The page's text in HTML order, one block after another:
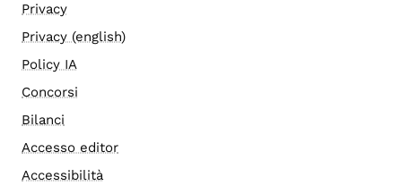
Privacy
Privacy (english)
Policy IA
Concorsi
Bilanci
Accesso editor
Accessibilità